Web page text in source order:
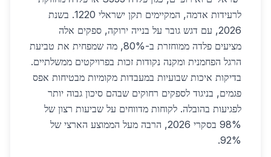
לרעידות אדמה, המקיימים תקן ישראלי 1220. בשנת
2026, עם דגש גובר על בנייה ירוקה, ספקים אלה
מציעים פלדה ממוחזרת ב-80%, מה שמפחית את טביעת
הרגל הפחמנית ומקנה נקודות זכות בפרויקטים ממשלתיים.
בדיקות איכות שבועיות במעבדות מקומיות מבטיחות אפס
פגמים, בניגוד לספקים רחוקים שבהם סיכון גבוה יותר
לפגיעות בהובלה. לקוחות מדווחים על שביעות רצון של
98% בסקרי 2026, הרבה מעל הממוצע הארצי של
92%.